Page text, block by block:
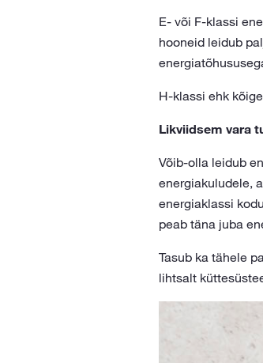
E- või F-klassi
hooneid leidub
H-klassi ehk
Likviidsem vara
Võib-olla leidub
energiakuludele,
energiaklassi
peab täna juba
Tasub ka tähele
lihtsalt